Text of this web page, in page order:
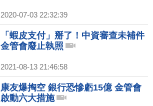
2020-07-03 22:32:39
「蝦皮支付」掰了！中資審查未補件
金管會廢止執照
2021-08-13 21:46:58
康友爆掏空 銀行恐慘虧15億 金管會
啟動六大措施